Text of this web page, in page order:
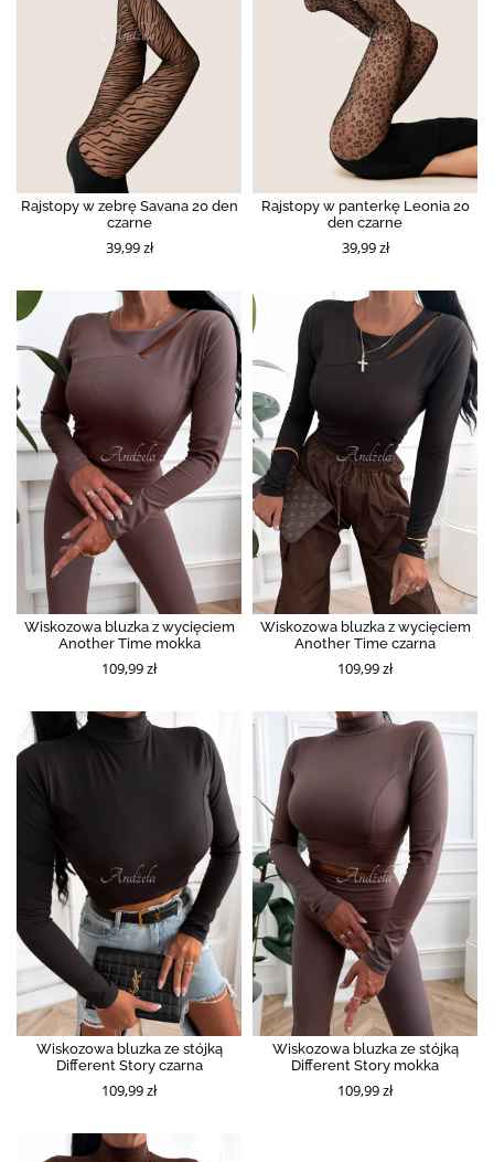
Rajstopy w zebrę Savana 20 den
czarne
39,99 zł
Rajstopy w panterkę Leonia 20
den czarne
39,99 zł
Wiskozowa bluzka z wycięciem
Another Time mokka
109,99 zł
Wiskozowa bluzka z wycięciem
Another Time czarna
109,99 zł
Wiskozowa bluzka ze stójką
Different Story czarna
109,99 zł
Wiskozowa bluzka ze stójką
Different Story mokka
109,99 zł